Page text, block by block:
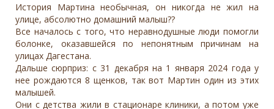
История Мартина необычная, он никогда не жил на
улице, абсолютно домашний малыш??
Все началось с того, что неравнодушные люди помогли
болонке, оказавшейся по непонятным причинам на
улицах Дагестана.
Дальше сюрприз: с 31 декабря на 1 января 2024 года у
нее рождаются 8 щенков, так вот Мартин один из этих
малышей.
Они с детства жили в стационаре клиники, а потом уже